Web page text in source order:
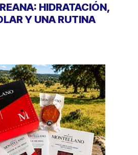
HIDRATACIÓN,
Y UNA RUTINA